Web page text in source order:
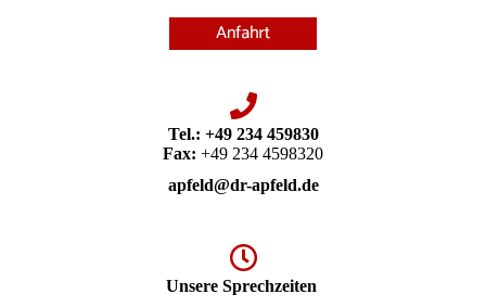
Tel.: +49 234 459830
Fax: +49 234 4598320
apfeld@dr-apfeld.de
Unsere Sprechzeiten